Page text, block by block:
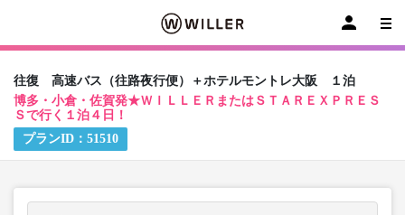
往復 高速バス（往路夜行便）＋ホテルモントレ大阪 １泊
博多・小倉・佐賀発★ＷＩＬＬＥＲまたはＳＴＡＲＥＸＰＲＥＳ
Ｓで行く１泊４日！
プランID： 51510